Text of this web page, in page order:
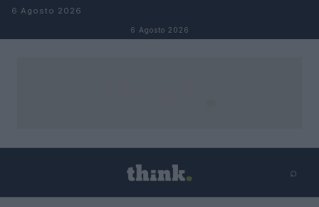
Salta al contenuto
6 Agosto 2026
6 Agosto 2026
⌕